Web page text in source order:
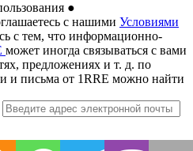
●
с нашими Условиями
с тем, что информационно-
может иногда связываться с вами
предложениях и т. д. по
и письма от 1RRE можно найти